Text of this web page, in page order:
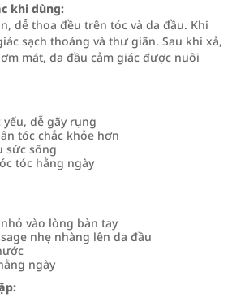
khi dùng:
dễ thoa đều trên tóc và da đầu. Khi
sạch thoáng và thư giãn. Sau khi xả,
mát, da đầu cảm giác được nuôi
dễ gãy rụng
tóc chắc khỏe hơn
sức sống
tóc hằng ngày
vào lòng bàn tay
nhẹ nhàng lên da đầu
ngày